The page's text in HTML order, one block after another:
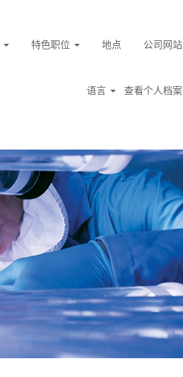
特色职位 地点 公司网站
语言 查看个人档案